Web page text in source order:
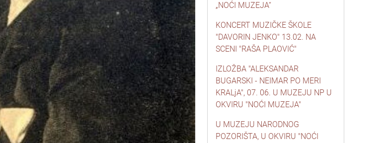
„NOĆI MUZEJA“
KONCERT MUZIČKE ŠKOLE
"DAVORIN JENKO" 13.02. NA
SCENI "RAŠA PLAOVIĆ"
IZLOŽBA "ALEKSANDAR
BUGARSKI - NEIMAR PO MERI
KRALjA", 07. 06. U MUZEJU NP U
OKVIRU "NOĆI MUZEJA"
U MUZEJU NARODNOG
POZORIŠTA, U OKVIRU "NOĆI